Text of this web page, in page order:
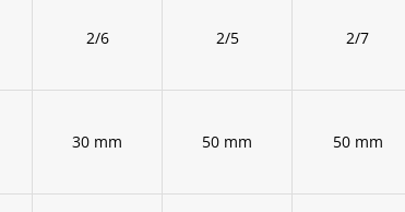
2/6 2/5 2/7
30 mm 50 mm 50 mm